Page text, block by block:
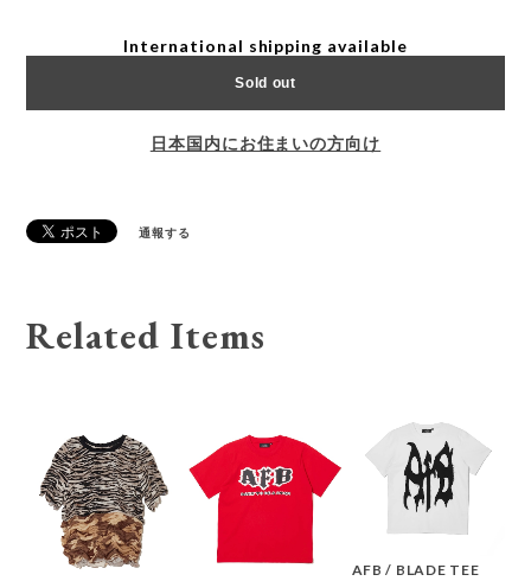
International shipping available
Sold out
日本国内にお住まいの方向け
通報する
Related Items
AFB / BLADE TEE